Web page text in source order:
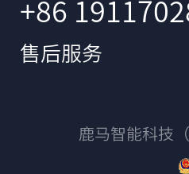
+86
售后服务
鹿马智能科技